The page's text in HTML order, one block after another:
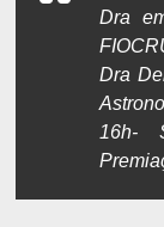
Dra
Dra
16h-